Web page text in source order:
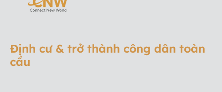
Định cư & trở thành công dân toàn
cầu